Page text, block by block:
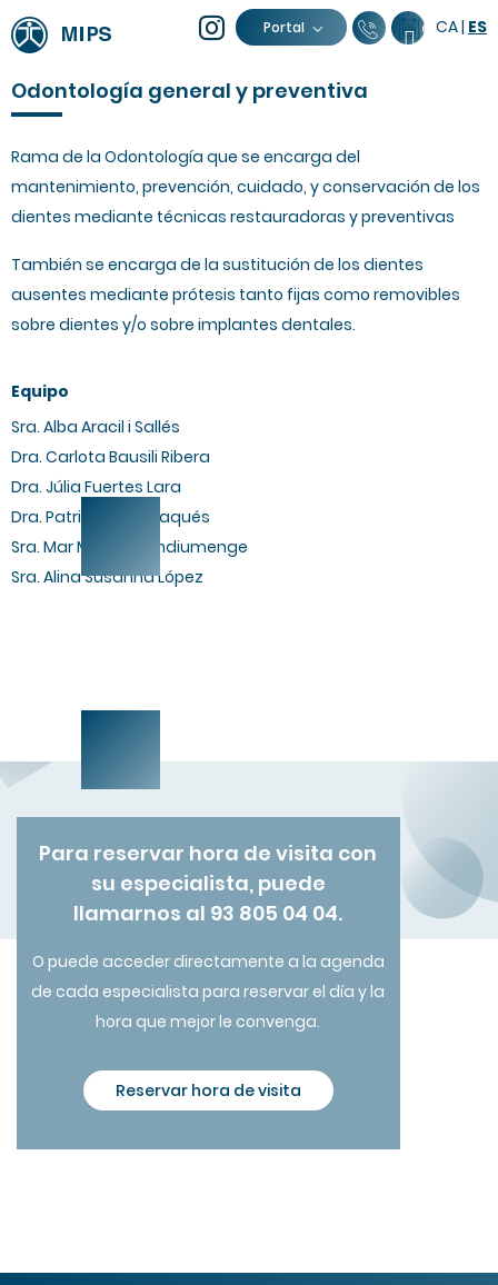
Portal 93 805 04
CA| ES
Odontología general y preventiva
Rama de la Odontología que se encarga del
mantenimiento, prevención, cuidado, y conservación de los
dientes mediante técnicas restauradoras y preventivas
También se encarga de la sustitución de los dientes
ausentes mediante prótesis tanto fijas como removibles
sobre dientes y/o sobre implantes dentales.
Equipo
Sra. Alba Aracil i Sallés
Dra. Carlota Bausili Ribera
Dra. Júlia Fuertes Lara
Dra. Patricia Gual Vaqués
Sra. Mar Morera Sandiumenge
Sra. Alina Susanna López
Para reservar hora de visita con
su especialista, puede
llamarnos al 93 805 04 04.
O puede acceder directamente a la agenda
de cada especialista para reservar el día y la
hora que mejor le convenga.
Reservar hora de visita